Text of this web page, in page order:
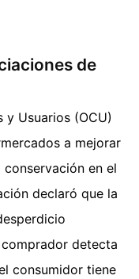
de
y Usuarios (OCU)
a mejorar
en el
declaró que la
detecta
consumidor tiene